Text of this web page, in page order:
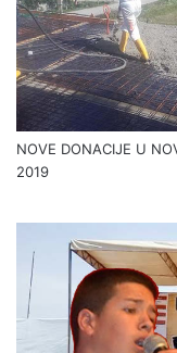
NOVE DONACIJE U
2019